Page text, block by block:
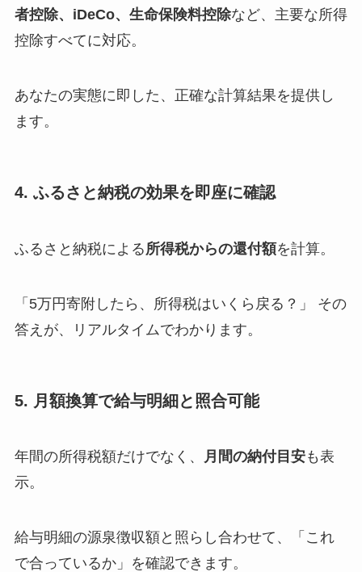
者控除、iDeCo、生命保険料控除など、主要な所得
控除すべてに対応。
あなたの実態に即した、正確な計算結果を提供し
ます。
4. ふるさと納税の効果を即座に確認
ふるさと納税による 所得税からの還付額を計算。
「5万円寄附したら、所得税はいくら戻る？」 その
答えが、リアルタイムでわかります。
5. 月額換算で給与明細と照合可能
年間の所得税額だけでなく、 月間の納付目安も表
示。
給与明細の源泉徴収額と照らし合わせて、「これ
で合っているか」を確認できます。